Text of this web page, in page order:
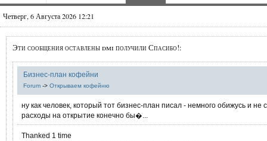
Четверг, 6 Августа 2026 12:21
Эти сообщения оставлены dmi получили Спасибо!:
Бизнес-план кофейни
Forum -> Открываем кофейню
ну как человек, который тот бизнес-план писал - немного обижусь и не
расходы на открытие конечно бы�...
Thanked 1 time